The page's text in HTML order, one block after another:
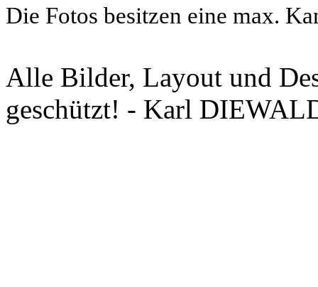
Die Fotos besitzen eine max.
Alle Bilder, Layout und
geschützt! - Karl